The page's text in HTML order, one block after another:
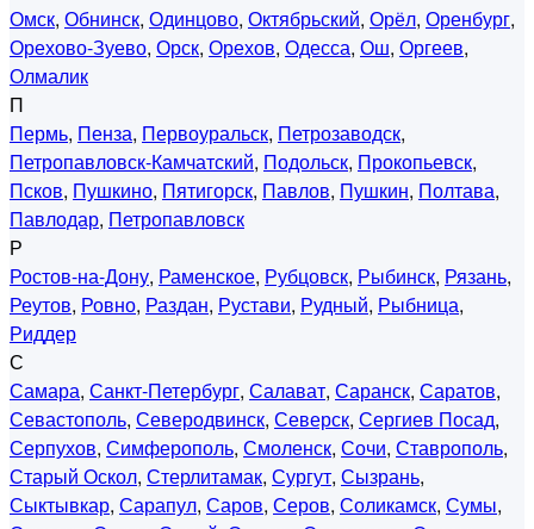
Омск, Обнинск, Одинцово, Октябрьский, Орёл, Оренбург,
Орехово-Зуево, Орск, Орехов, Одесса, Ош, Оргеев,
Олмалик
П
Пермь, Пенза, Первоуральск, Петрозаводск,
Петропавловск-Камчатский, Подольск, Прокопьевск,
Псков, Пушкино, Пятигорск, Павлов, Пушкин, Полтава,
Павлодар, Петропавловск
Р
Ростов-на-Дону, Раменское, Рубцовск, Рыбинск, Рязань,
Реутов, Ровно, Раздан, Рустави, Рудный, Рыбница,
Риддер
С
Самара, Санкт-Петербург, Салават, Саранск, Саратов,
Севастополь, Северодвинск, Северск, Сергиев Посад,
Серпухов, Симферополь, Смоленск, Сочи, Ставрополь,
Старый Оскол, Стерлитамак, Сургут, Сызрань,
Сыктывкар, Сарапул, Саров, Серов, Соликамск, Сумы,